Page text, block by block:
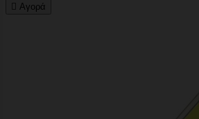
 Αγορά